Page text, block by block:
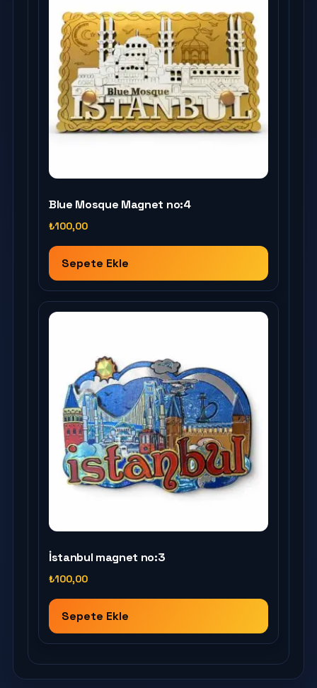
Blue Mosque Magnet no:4
₺100,00
Sepete Ekle
İstanbul magnet no:3
₺100,00
Sepete Ekle